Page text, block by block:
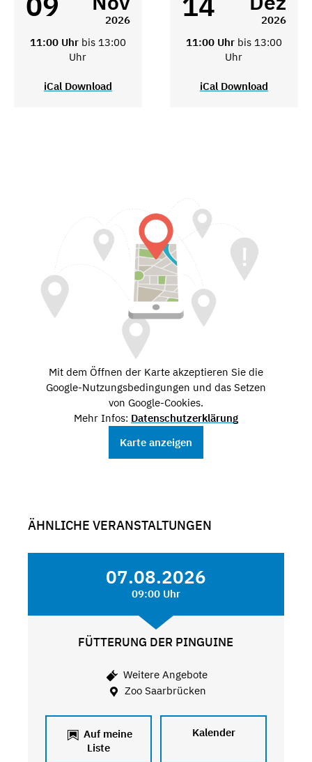
2026
11:00 Uhr bis 13:00
Uhr
iCal Download
2026
11:00 Uhr bis 13:00
Uhr
iCal Download
Mit dem Öffnen der Karte akzeptieren Sie die
Google-Nutzungsbedingungen und das Setzen
von Google-Cookies.
Mehr Infos: Datenschutzerklärung
Karte anzeigen
ÄHNLICHE VERANSTALTUNGEN
07.08.2026
09:00 Uhr
FÜTTERUNG DER PINGUINE
Weitere Angebote
Zoo Saarbrücken
Auf meine
Liste
Kalender